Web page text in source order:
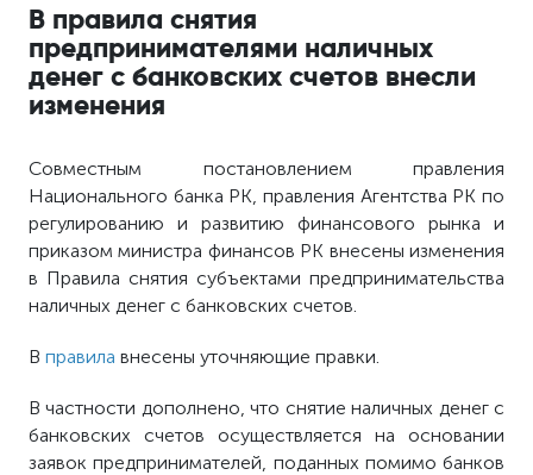
В правила снятия
предпринимателями наличных
денег с банковских счетов внесли
изменения
Совместным постановлением правления
Национального банка РК, правления Агентства РК по
регулированию и развитию финансового рынка и
приказом министра финансов РК внесены изменения
в Правила снятия субъектами предпринимательства
наличных денег с банковских счетов.
Вправила внесены уточняющие правки.
В частности дополнено, что снятие наличных денег с
банковских счетов осуществляется на основании
заявок предпринимателей, поданных помимо банков